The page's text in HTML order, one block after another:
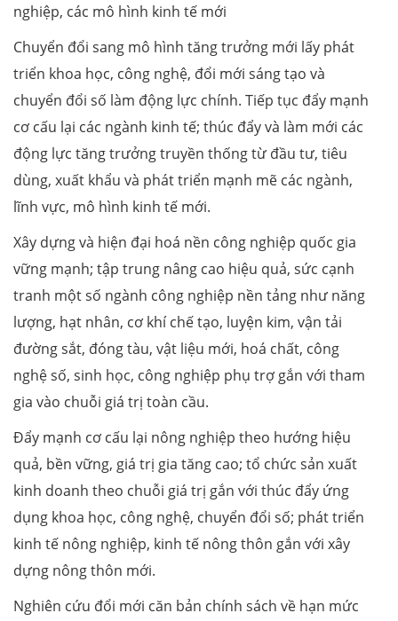
nghiệp, các mô hình kinh tế mới
Chuyển đổi sang mô hình tăng trưởng mới lấy phát
triển khoa học, công nghệ, đổi mới sáng tạo và
chuyển đổi số làm động lực chính. Tiếp tục đẩy mạnh
cơ cấu lại các ngành kinh tế; thúc đẩy và làm mới các
động lực tăng trưởng truyền thống từ đầu tư, tiêu
dùng, xuất khẩu và phát triển mạnh mẽ các ngành,
lĩnh vực, mô hình kinh tế mới.
Xây dựng và hiện đại hoá nền công nghiệp quốc gia
vững mạnh; tập trung nâng cao hiệu quả, sức cạnh
tranh một số ngành công nghiệp nền tảng như năng
lượng, hạt nhân, cơ khí chế tạo, luyện kim, vận tải
đường sắt, đóng tàu, vật liệu mới, hoá chất, công
nghệ số, sinh học, công nghiệp phụ trợ gắn với tham
gia vào chuỗi giá trị toàn cầu.
Đẩy mạnh cơ cấu lại nông nghiệp theo hướng hiệu
quả, bền vững, giá trị gia tăng cao; tổ chức sản xuất
kinh doanh theo chuỗi giá trị gắn với thúc đẩy ứng
dụng khoa học, công nghệ, chuyển đổi số; phát triển
kinh tế nông nghiệp, kinh tế nông thôn gắn với xây
dựng nông thôn mới.
Nghiên cứu đổi mới căn bản chính sách về hạn mức